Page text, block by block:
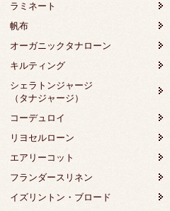
ラミネート
帆布
オーガニックタナローン
キルティング
シェラトンジャージ
（タナジャージ）
コーデュロイ
リヨセルローン
エアリーコット
フランダースリネン
イズリントン・ブロード